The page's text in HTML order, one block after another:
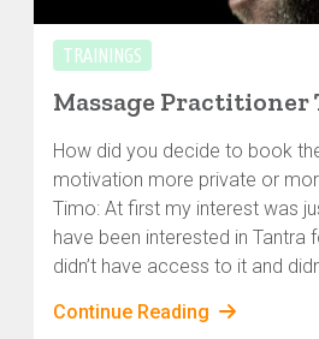
TRAININGS
How did you decide to book
motivation more private or
Timo: At first my interest was
have been interested in Tantra
didn’t have access to it and
Continue Reading